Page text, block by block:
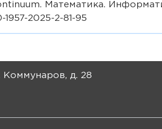
Математика.
2025-2-81-95
Коммунаров, д. 28